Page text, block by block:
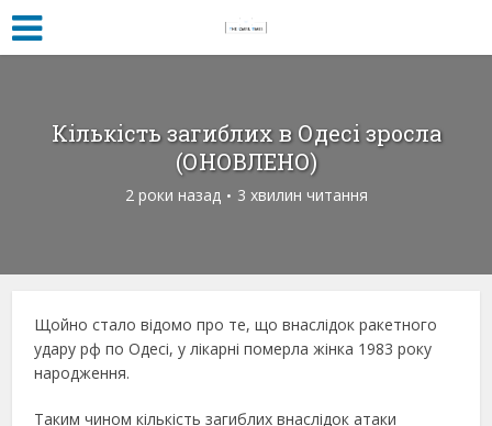
Кількість загиблих в Одесі зросла
(ОНОВЛЕНО)
2 роки назад 3 хвилин читання
Щойно стало відомо про те, що внаслідок ракетного
удару рф по Одесі, у лікарні померла жінка 1983 року
народження.
Таким чином кількість загиблих внаслідок атаки